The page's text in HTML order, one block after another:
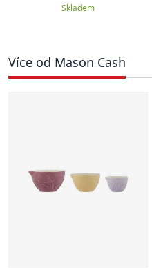
Skladem
Více od Mason Cash